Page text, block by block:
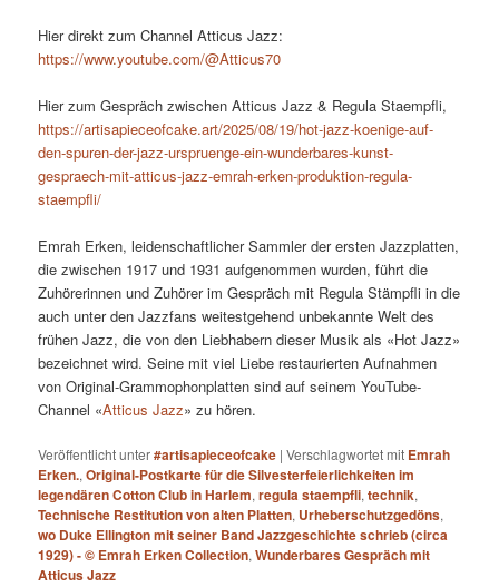
Hier direkt zum Channel Atticus Jazz:
https://www.youtube.com/@Atticus70
Hier zum Gespräch zwischen Atticus Jazz & Regula Staempfli,
https://artisapieceofcake.art/2025/08/19/hot-jazz-koenige-auf-
den-spuren-der-jazz-urspruenge-ein-wunderbares-kunst-
gespraech-mit-atticus-jazz-emrah-erken-produktion-regula-
staempfli/
Emrah Erken, leidenschaftlicher Sammler der ersten Jazzplatten,
die zwischen 1917 und 1931 aufgenommen wurden, führt die
Zuhörerinnen und Zuhörer im Gespräch mit Regula Stämpfli in die
auch unter den Jazzfans weitestgehend unbekannte Welt des
frühen Jazz, die von den Liebhabern dieser Musik als «Hot Jazz»
bezeichnet wird. Seine mit viel Liebe restaurierten Aufnahmen
von Original-Grammophonplatten sind auf seinem YouTube-
Channel «Atticus Jazz» zu hören.
Veröffentlicht unter#artisapieceofcake |Verschlagwortet mit Emrah
Erken.,Original-Postkarte für die Silvesterfeierlichkeiten im
legendären Cotton Club in Harlem,regula staempfli,technik,
Technische Restitution von alten Platten, Urheberschutzgedöns,
wo Duke Ellington mit seiner Band Jazzgeschichte schrieb (circa
1929) - © Emrah Erken Collection,Wunderbares Gespräch mit
Atticus Jazz